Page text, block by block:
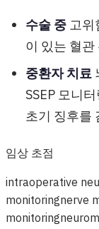
수술 중 고위
이 있는 혈
중환자 치료
SSEP 모니
초기 징후를
임상 초점
intraoperative
monitoringnerve
monitoring